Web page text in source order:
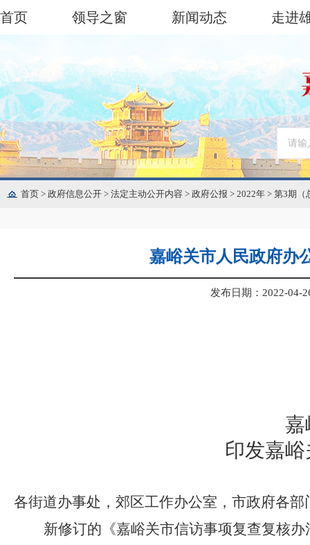
首页 领导之窗 新闻动态 走进
首页 > 政府信息公开 > 法定主动公开内容 > 政府公报 > 2022年 > 第3期（
嘉峪关市人民政府办
发布日期：2022-04-
嘉
印发嘉
各街道办事处，郊区工作办公室，市政府各部
新修订的《嘉峪关市信访事项复查复核